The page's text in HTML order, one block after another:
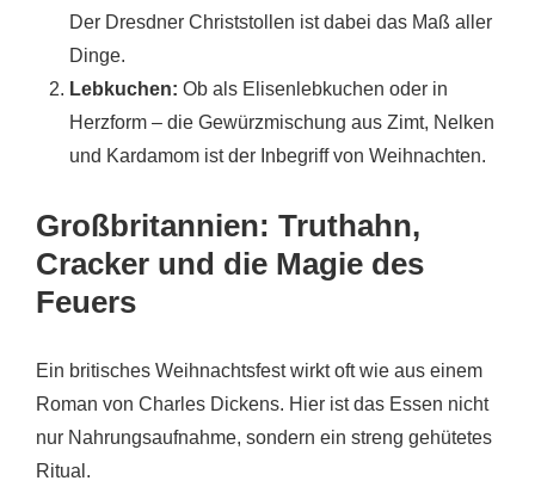
Der Dresdner Christstollen ist dabei das Maß aller
Dinge.
Lebkuchen: Ob als Elisenlebkuchen oder in
Herzform – die Gewürzmischung aus Zimt, Nelken
und Kardamom ist der Inbegriff von Weihnachten.
Großbritannien: Truthahn,
Cracker und die Magie des
Feuers
Ein britisches Weihnachtsfest wirkt oft wie aus einem
Roman von Charles Dickens. Hier ist das Essen nicht
nur Nahrungsaufnahme, sondern ein streng gehütetes
Ritual.